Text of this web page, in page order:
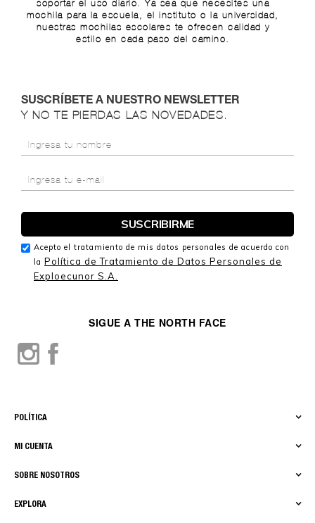
soportar el uso diario. Ya sea que necesites una
mochila para la escuela, el instituto o la universidad,
nuestras mochilas escolares te ofrecen calidad y
estilo en cada paso del camino.
EXPLORA
SOBRE NOSOTROS
MI CUENTA
POLÍTICA
SIGUE A THE NORTH FACE
SUSCRÍBETE A NUESTRO NEWSLETTER
Y NO TE PIERDAS LAS NOVEDADES.
Acepto el tratamiento de mis datos personales de acuerdo con
la Política de Tratamiento de Datos Personales de
Exploecunor S.A.